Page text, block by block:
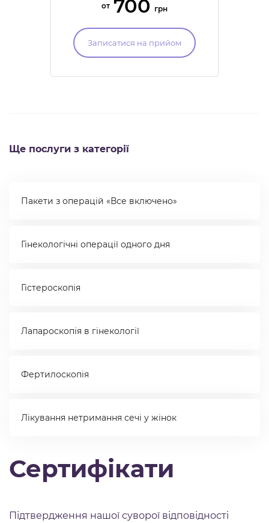
от 700 грн
Записатися на прийом
Ще послуги з категорії
Пакети з операцій «Все включено»
Гінекологічні операції одного дня
Гістероскопія
Лапароскопія в гінекології
Фертилоскопія
Лікування нетримання сечі у жінок
Сертифікати
Підтвердження нашої суворої відповідності